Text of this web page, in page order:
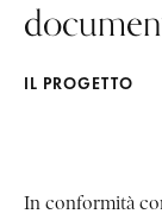
IL PROGETTO
In conformità